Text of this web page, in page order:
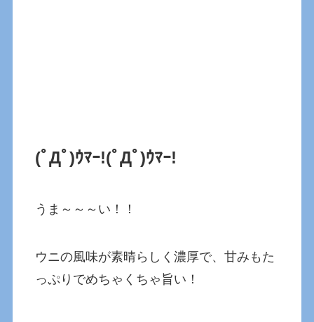
(ﾟДﾟ)ｳﾏｰ!(ﾟДﾟ)ｳﾏｰ!
うま～～～い！！
ウニの風味が素晴らしく濃厚で、甘みもた
っぷりでめちゃくちゃ旨い！